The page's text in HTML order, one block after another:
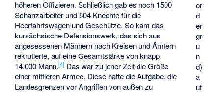
or
d
er
gr
u
n
d)
a
uf
höheren Offizieren. Schließlich gab es noch 1500
Schanzarbeiter und 504 Knechte für die
Heerfahrtswagen und Geschütze. So kam das
kursächsische Defensionswerk, das sich aus
angesessenen Männern nach Kreisen und Ämtern
rekrutierte, auf eine Gesamtstärke von knapp
14.000 Mann.[4] Das war zu jener Zeit die Größe
einer mittleren Armee. Diese hatte die Aufgabe, die
Landesgrenzen vor Angriffen von außen zu